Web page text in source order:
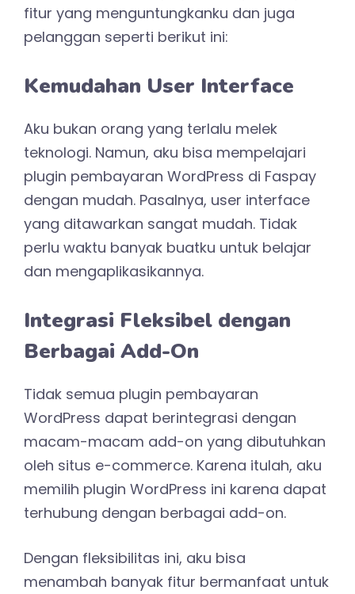
fitur yang menguntungkanku dan juga
pelanggan seperti berikut ini:
Kemudahan User Interface
Aku bukan orang yang terlalu melek
teknologi. Namun, aku bisa mempelajari
plugin pembayaran WordPress di Faspay
dengan mudah. Pasalnya, user interface
yang ditawarkan sangat mudah. Tidak
perlu waktu banyak buatku untuk belajar
dan mengaplikasikannya.
Integrasi Fleksibel dengan
Berbagai Add-On
Tidak semua plugin pembayaran
WordPress dapat berintegrasi dengan
macam-macam add-on yang dibutuhkan
oleh situs e-commerce. Karena itulah, aku
memilih plugin WordPress ini karena dapat
terhubung dengan berbagai add-on.
Dengan fleksibilitas ini, aku bisa
menambah banyak fitur bermanfaat untuk